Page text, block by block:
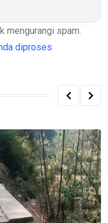
mengurangi spam.
diproses